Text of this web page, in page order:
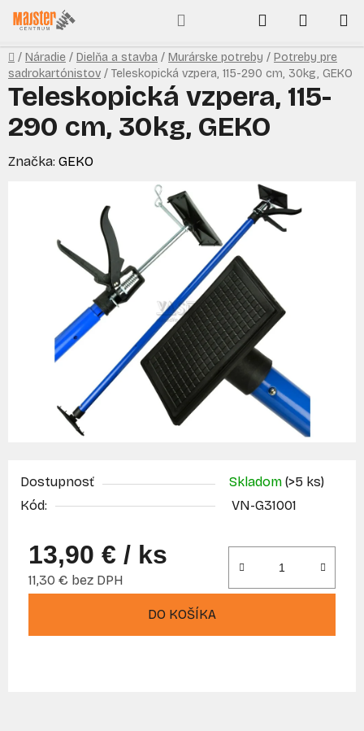
Prejsť
na
obsah
Hľadať
KOŠÍK
Domov
/ Náradie / Dielňa a stavba / Murárske potreby / Potreby pre
sadrokartónistov / Teleskopická vzpera, 115-290 cm, 30kg, GEKO
Dostupnosť Skladom (>5 ks)
Kód:
VN-G31001
13,90 € / ks
11,30 € bez DPH
DO KOŠÍKA
Teleskopická vzpera, 115-
290 cm, 30kg, GEKO
Značka: GEKO